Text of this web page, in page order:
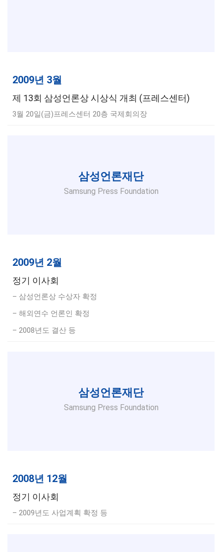
2009년 3월
제 13회 삼성언론상 시상식 개최 (프레스센터)
3월 20일(금)프레스센터 20층 국제회의장
삼성언론재단
Samsung Press Foundation
2009년 2월
정기 이사회
– 삼성언론상 수상자 확정
– 해외연수 언론인 확정
– 2008년도 결산 등
삼성언론재단
Samsung Press Foundation
2008년 12월
정기 이사회
– 2009년도 사업계획 확정 등